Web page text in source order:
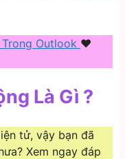
Trong Outlook ❤️️
Là Gì ?
tử, vậy bạn đã
Xem ngay đáp